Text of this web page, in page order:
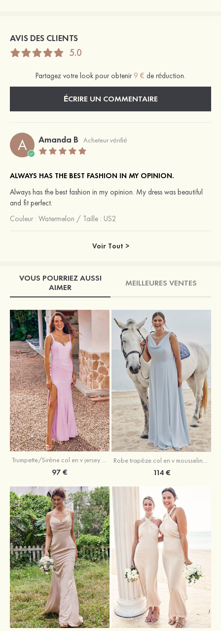
AVIS DES CLIENTS
5.0
Partagez votre look pour obtenir 9 € de réduction.
ÉCRIRE UN COMMENTAIRE
A Amanda B Acheteur vérifié
ALWAYS HAS THE BEST FASHION IN MY OPINION.
Always has the best fashion in my opinion. My dress was beautiful
and fit perfect.
Couleur : Watermelon / Taille : US2
Voir Tout >
VOUS POURRIEZ AUSSI
AIMER
MEILLEURES VENTES
Trumpette/Sirène col en v jersey ras du sol robe de demoiselle d'honneur
97 € 114 €